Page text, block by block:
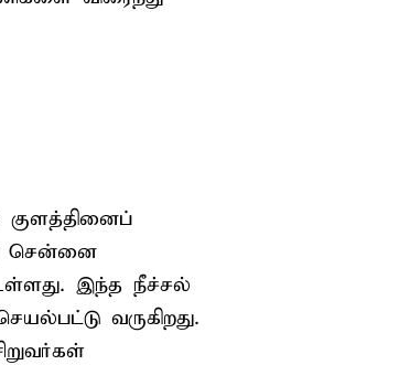
சென்னை
இந்த நீச்சல்
வருகிறது.